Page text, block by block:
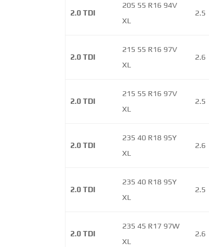
2.0 TDI
205 55 R16 94V
XL
2.5
2.0 TDI
215 55 R16 97V
XL
2.6
2.0 TDI
215 55 R16 97V
XL
2.5
2.0 TDI
235 40 R18 95Y
XL
2.6
2.0 TDI
235 40 R18 95Y
XL
2.5
2.0 TDI
235 45 R17 97W
XL
2.6